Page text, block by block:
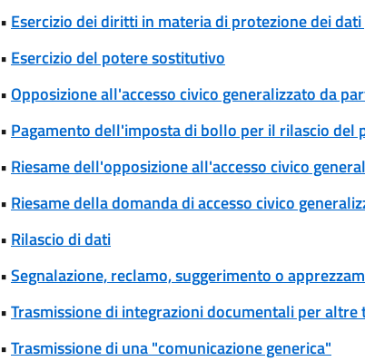
• Esercizio dei diritti in materia di protezione dei
• Esercizio del potere sostitutivo
•Opposizione all'accesso civico generalizzato da
• Pagamento dell'imposta di bollo per il rilascio del
• Riesame dell'opposizione all'accesso civico
• Riesame della domanda di accesso civico
• Rilascio di dati
•Segnalazione, reclamo, suggerimento o
•Trasmissione di integrazioni documentali per altre
•Trasmissione di una "comunicazione generica"